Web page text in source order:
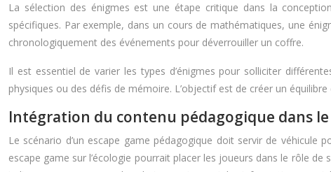
La sélection des énigmes est une étape critique dans la
spécifiques. Par exemple, dans un cours de mathématiques, une
chronologiquement des événements pour déverrouiller un coffre.
Il est essentiel de varier les types d’énigmes pour solliciter
physiques ou des défis de mémoire. L’objectif est de créer un
Intégration du contenu pédagogique dans
Le scénario d’un escape game pédagogique doit servir de véhicule
escape game sur l’écologie pourrait placer les joueurs dans le rôle